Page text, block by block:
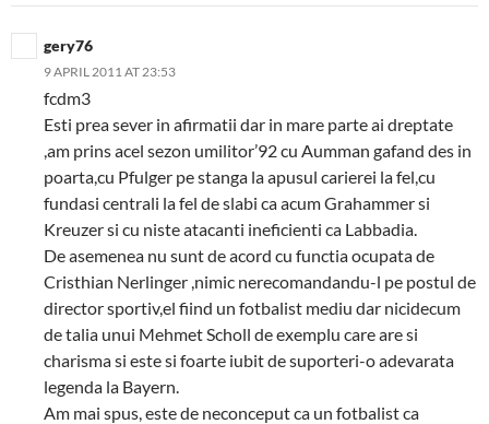
gery76
9 APRIL 2011 AT 23:53
fcdm3
Esti prea sever in afirmatii dar in mare parte ai dreptate
,am prins acel sezon umilitor’92 cu Aumman gafand des in
poarta,cu Pfulger pe stanga la apusul carierei la fel,cu
fundasi centrali la fel de slabi ca acum Grahammer si
Kreuzer si cu niste atacanti ineficienti ca Labbadia.
De asemenea nu sunt de acord cu functia ocupata de
Cristhian Nerlinger ,nimic nerecomandandu-l pe postul de
director sportiv,el fiind un fotbalist mediu dar nicidecum
de talia unui Mehmet Scholl de exemplu care are si
charisma si este si foarte iubit de suporteri-o adevarata
legenda la Bayern.
Am mai spus, este de neconceput ca un fotbalist ca